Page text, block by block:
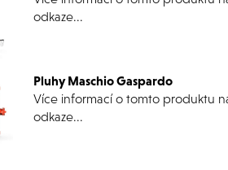
odkaze...
Pluhy Maschio Gaspardo
Více informací o tomto produktu
odkaze...